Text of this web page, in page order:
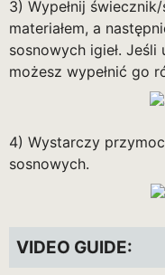
3) Wypełnij
materiałem, a
sosnowych igieł.
możesz wypełnić go
4) Wystarczy
sosnowych.
VIDEO GUIDE: